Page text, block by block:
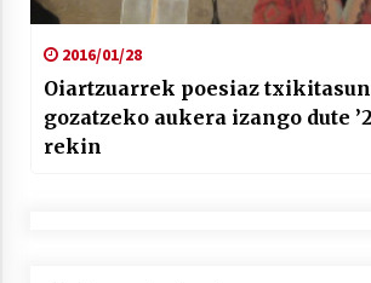
2016/01/28
Oiartzuarrek poesiaz
gozatzeko aukera izango dute
rekin